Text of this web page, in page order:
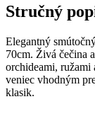
Stručný
Elegantný
70cm. Živá čečina
orchideami,
veniec vhodným
klasik.